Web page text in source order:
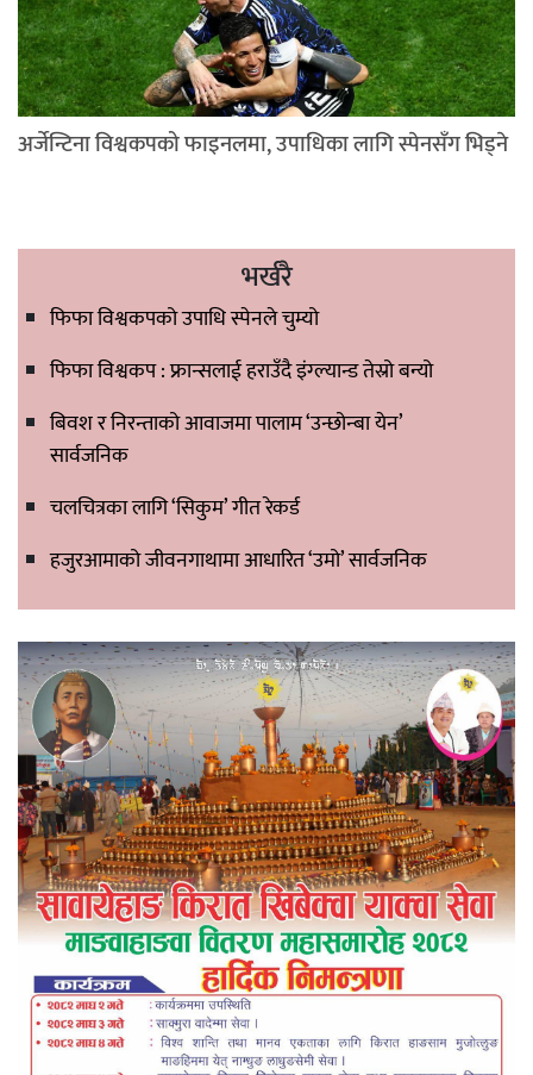
अर्जेन्टिना विश्वकपको फाइनलमा, उपाधिका लागि स्पेनसँग भिड्ने
भर्खरै
फिफा विश्वकपको उपाधि स्पेनले चुम्यो
फिफा विश्वकप : फ्रान्सलाई हराउँदै इंग्ल्यान्ड तेस्रो बन्यो
बिवश र निरन्ताको आवाजमा पालाम ‘उन्छोन्बा येन’
सार्वजनिक
चलचित्रका लागि ‘सिकुम’ गीत रेकर्ड
हजुरआमाको जीवनगाथामा आधारित ‘उमो’ सार्वजनिक